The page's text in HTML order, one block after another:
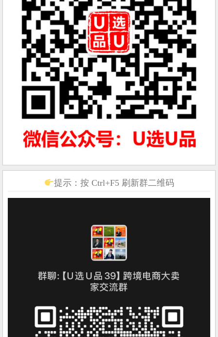
提示：按 Ctrl+F5 刷新群二维码